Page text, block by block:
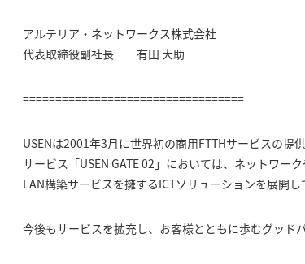
アルテリア・ネットワークス株式会社
代表取締役副社長 有田 大助
==================================
USENは2001年3月に世界初の商用FTTHサービスの
サービス「USEN GATE 02」においては、ネットワー
LAN構築サービスを擁するICTソリューションを展開し
今後もサービスを拡充し、お客様とともに歩むグッド